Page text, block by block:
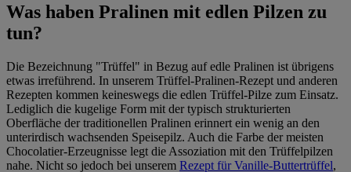
Was haben Pralinen mit edlen Pilzen zu
tun?
Die Bezeichnung "Trüffel" in Bezug auf edle Pralinen ist übrigens
etwas irreführend. In unserem Trüffel-Pralinen-Rezept und anderen
Rezepten kommen keineswegs die edlen Trüffel-Pilze zum Einsatz.
Lediglich die kugelige Form mit der typisch strukturierten
Oberfläche der traditionellen Pralinen erinnert ein wenig an den
unterirdisch wachsenden Speisepilz. Auch die Farbe der meisten
Chocolatier-Erzeugnisse legt die Assoziation mit den Trüffelpilzen
nahe. Nicht so jedoch bei unserem Rezept für Vanille-Buttertrüffel,